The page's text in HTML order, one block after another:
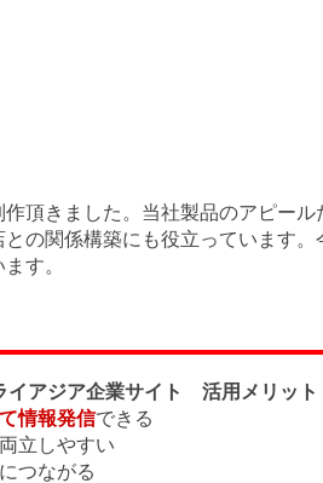
頂きました。当社製品のアピー
の関係構築にも役立っています
す。
イアジア企業サイト 活用メリット
情報発信できる
立しやすい
につながる